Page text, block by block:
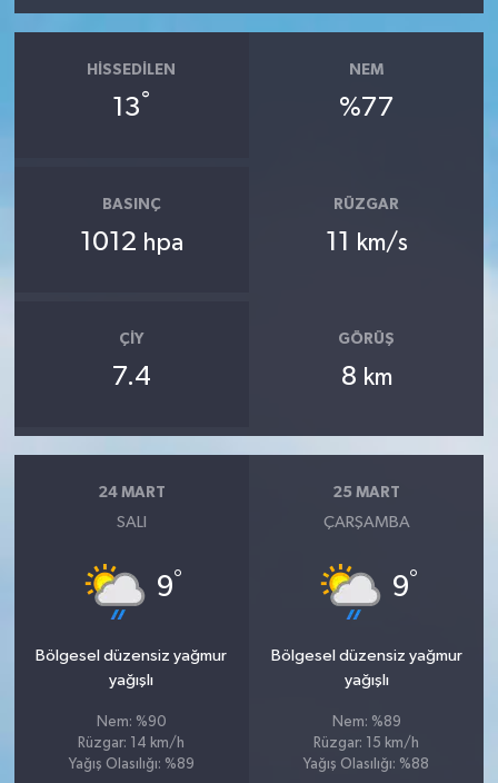
HISSEDILEN
13°
NEM
%77
BASINÇ
1012 hpa
RÜZGAR
11 km/s
ÇIY
7.4
GÖRÜŞ
8 km
24 MART
SALI
9°
Bölgesel düzensiz yağmur
yağışlı
Nem: %90
Rüzgar: 14 km/h
Yağış Olasılığı: %89
25 MART
ÇARŞAMBA
9°
Bölgesel düzensiz yağmur
yağışlı
Nem: %89
Rüzgar: 15 km/h
Yağış Olasılığı: %88